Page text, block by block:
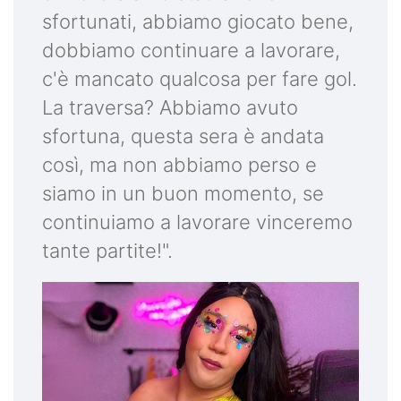
sfortunati, abbiamo giocato bene,
dobbiamo continuare a lavorare,
c'è mancato qualcosa per fare gol.
La traversa? Abbiamo avuto
sfortuna, questa sera è andata
così, ma non abbiamo perso e
siamo in un buon momento, se
continuiamo a lavorare vinceremo
tante partite!".